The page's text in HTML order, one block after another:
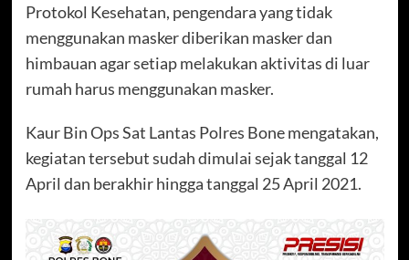
Protokol Kesehatan, pengendara yang tidak
menggunakan masker diberikan masker dan
himbauan agar setiap melakukan aktivitas di luar
rumah harus menggunakan masker.
Kaur Bin Ops Sat Lantas Polres Bone mengatakan,
kegiatan tersebut sudah dimulai sejak tanggal 12
April dan berakhir hingga tanggal 25 April 2021.